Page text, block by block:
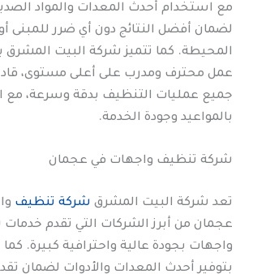
مع استخدام أحدث المعدات والمواد
لضمان أفضل النتائج دون أي ضرر للمبنى أو
المحيطة. كما تتميز شركة البيت المشرق
عمل محترف ومدرب على أعلى مستوى،
جميع عمليات التنظيف بدقة وسرعة، مع
بالمواعيد وجودة الخدمة.
شركة تنظيف واجهات في عجمان
تعد شركة البيت المشرق شركة تنظيف
عجمان من أبرز الشركات التي تقدم
واجهات بجودة عالية واحترافية كبيرة.
بتوفير أحدث المعدات والأدوات لضمان